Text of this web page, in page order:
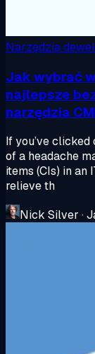
Narzędzia
Jak wybrać
najlepsze
narzędzia
If you’ve
of a headache
items (CIs) in an
relieve th
Nick Silver ·